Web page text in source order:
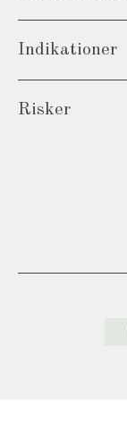
Indikationer
Risker